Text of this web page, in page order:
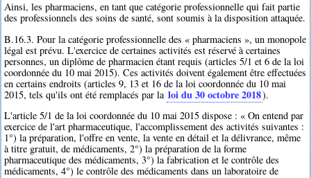
Ainsi, les pharmaciens, en tant que catégorie professionnelle qui fait partie
des professionnels des soins de santé, sont soumis à la disposition attaquée.
B.16.3. Pour la catégorie professionnelle des « pharmaciens », un monopole
légal est prévu. L'exercice de certaines activités est réservé à certaines
personnes, un diplôme de pharmacien étant requis (articles 5/1 et 6 de la loi
coordonnée du 10 mai 2015). Ces activités doivent également être effectuées
en certains endroits (articles 9, 13 et 16 de la loi coordonnée du 10 mai
2015, tels qu'ils ont été remplacés par la loi du 30 octobre 2018).
L'article 5/1 de la loi coordonnée du 10 mai 2015 dispose : « On entend par
exercice de l'art pharmaceutique, l'accomplissement des activités suivantes :
1°) la préparation, l'offre en vente, la vente en détail et la délivrance, même
à titre gratuit, de médicaments, 2°) la préparation de la forme
pharmaceutique des médicaments, 3°) la fabrication et le contrôle des
médicaments, 4°) le contrôle des médicaments dans un laboratoire de